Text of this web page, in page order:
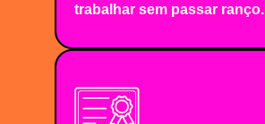
trabalhar sem passar ranço.